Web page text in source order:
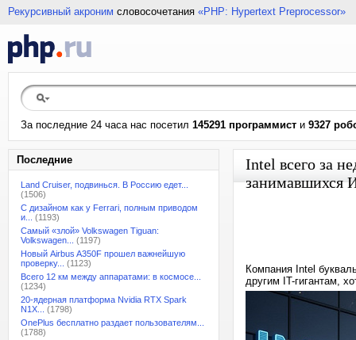
Рекурсивный акроним словосочетания «PHP: Hypertext Preprocessor»
За последние 24 часа нас посетил 145291 программист и 9327
Последние
Land Cruiser, подвинься. В Россию едет...
(1506)
С дизайном как у Ferrari, полным приводом
и...
(1193)
Самый «злой» Volkswagen Tiguan:
Volkswagen...
(1197)
Новый Airbus A350F прошел важнейшую
проверку...
(1123)
Всего 12 км между аппаратами: в космосе...
(1234)
20-ядерная платформа Nvidia RTX Spark
N1X...
(1798)
OnePlus бесплатно раздает пользователям...
(1788)
Intel всего за
занимавшихся
Компания Intel
другим IT-гигантам,